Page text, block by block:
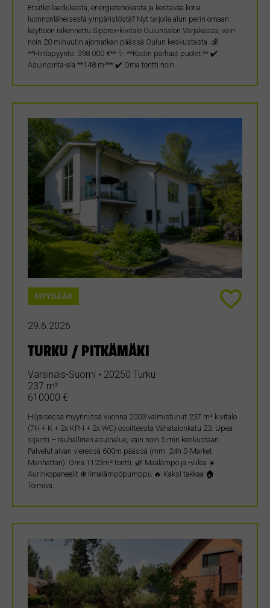
Etsitkö laadukasta, energiatehokasta ja kestävää kotia
luonnonläheisestä ympäristöstä? Nyt tarjolla alun perin omaan
käyttöön rakennettu Siporex-kivitalo Oulunsalon Varjakassa, vain
noin 20 minuutin ajomatkan päässä Oulun keskustasta. 💰
**Hintapyyntö: 398 000 €** ✨ **Kodin parhaat puolet:** ✔️
Asuinpinta-ala **148 m²** ✔️ Oma tontti noin…
MYYDÄÄN
29.6.2026
TURKU / PITKÄMÄKI
Varsinais-Suomi • 20250 Turku
237 m²
610000 €
Hiljaisessa myynnissä vuonna 2003 valmistunut 237 m² kivitalo
(7H + K + 2x KPH + 2x WC) osoitteesta Vähätalonkatu 23. Upea
sijainti – rauhallinen asuinalue, vain noin 5 min keskustaan.
Palvelut aivan vieressä 600m päässä (mm. 24h S-Market
Manhattan). Oma 1123m² tontti. 🌿 Maalämpö ja -viileä ☀️
Aurinkopaneelit ❄️ Ilmalämpöpumppu 🔥 Kaksi takkaa 🏠
Toimiva…